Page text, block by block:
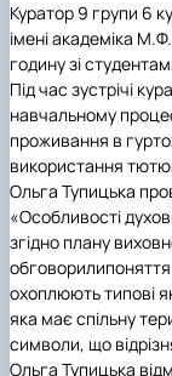
Куратор 9 групи 6
імені академіка
годину зі
Під час зустрічі
навчальному
проживання в
використання
Ольга Тупицька
«Особливості
згідно плану
обговорили
охоплюють типові
яка має спільну
символи, що
Ольга Тупицька